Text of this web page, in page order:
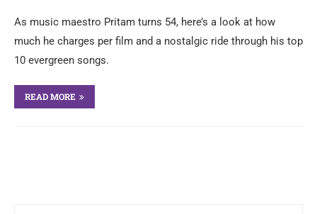
As music maestro Pritam turns 54, here’s a look at how
much he charges per film and a nostalgic ride through his top
10 evergreen songs.
READ MORE